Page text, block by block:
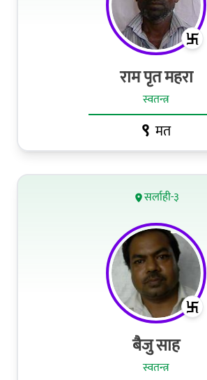
राम पृत महरा
स्वतन्त्र
९ मत
सर्लाही-३
बैजु साह
स्वतन्त्र